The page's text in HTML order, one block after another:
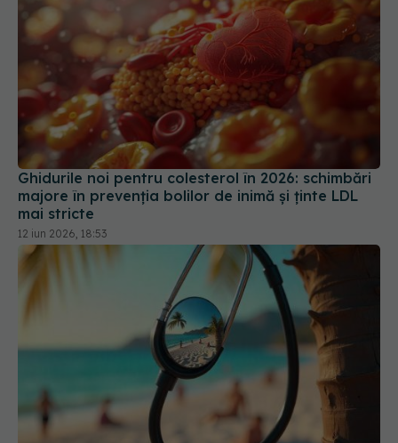
Ghidurile noi pentru colesterol în 2026: schimbări
majore în prevenția bolilor de inimă și ținte LDL
mai stricte
12 iun 2026, 18:53
Ce valori ale tensiunii arteriale sunt periculoase
în timpul caniculei. Semnalele pe care nu trebuie
să le ignori